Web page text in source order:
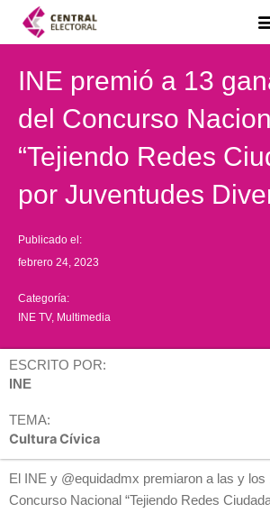
INE premió a 13
del Concurso
“Tejiendo Redes
por Juventudes
Publicado el:
febrero 24, 2023
Categoría:
INE TV, Multimedia
ESCRITO POR:
INE
TEMA:
Cultura Cívica
El INE y @equidadmx premiaron a las y los
Concurso Nacional “Tejiendo Redes